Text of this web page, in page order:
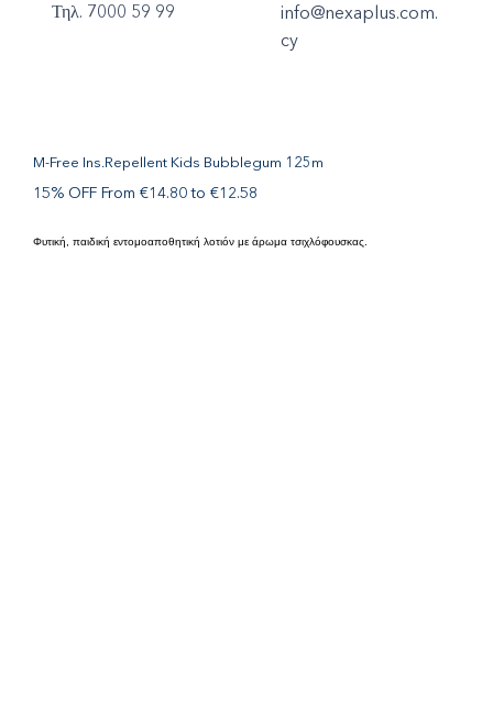
Τηλ. 7000 59 99
info@nexaplus.com.
cy
M-Free Ins.Repellent Kids Bubblegum 125m
15% OFF From €14.80 to €12.58
Φυτική, παιδική εντομοαποθητική λοτιόν με άρωμα τσιχλόφουσκας.